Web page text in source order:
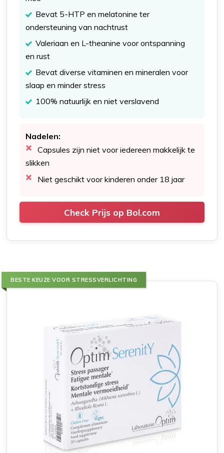
Bevat 5-HTP en melatonine ter
ondersteuning van nachtrust
Valeriaan en L-theanine voor ontspanning
en rust
Bevat diverse vitaminen en mineralen voor
slaap en minder stress
100% natuurlijk en niet verslavend
Nadelen:
Capsules zijn niet voor iedereen makkelijk te
slikken
Niet geschikt voor kinderen onder 18 jaar
Check Prijs op Bol.com
BESTE KEUZE VOOR STRESSVERLICHTING